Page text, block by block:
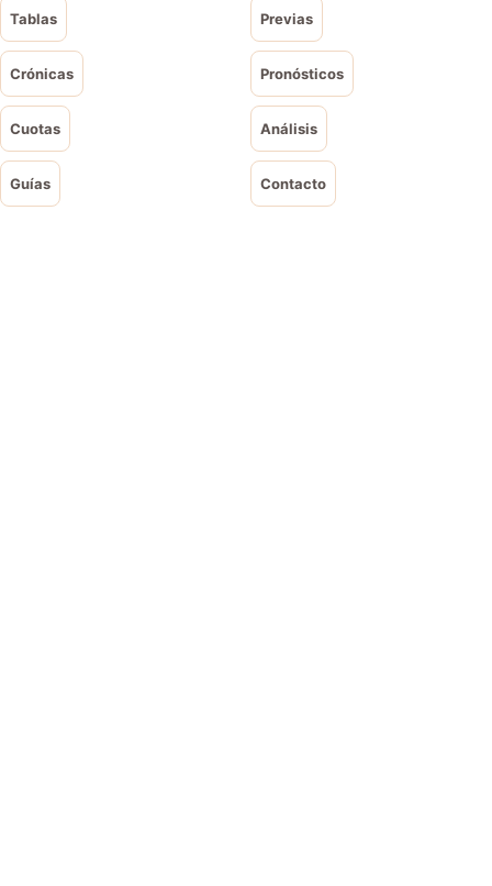
Tablas Previas
Crónicas Pronósticos
Cuotas Análisis
Guías Contacto